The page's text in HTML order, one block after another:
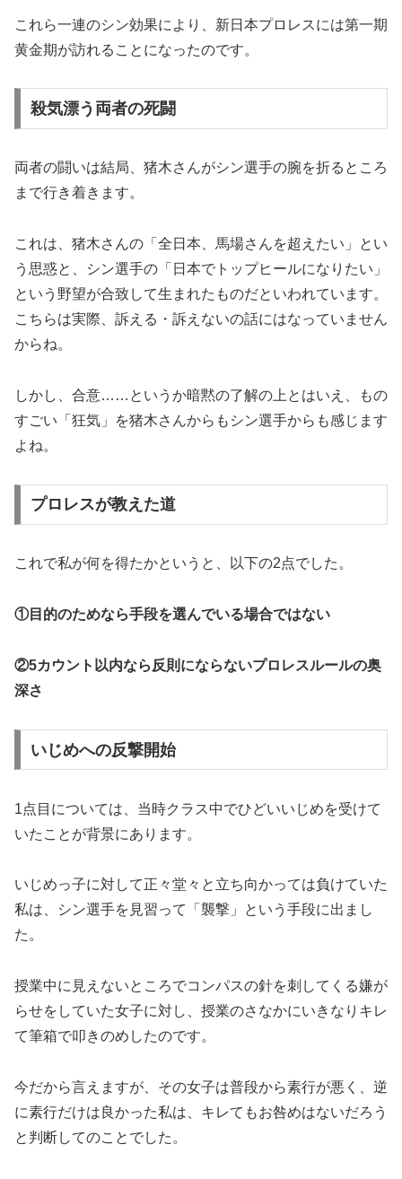
これら一連のシン効果により、新日本プロレスには第一期
黄金期が訪れることになったのです。
殺気漂う両者の死闘
両者の闘いは結局、猪木さんがシン選手の腕を折るところ
まで行き着きます。
これは、猪木さんの「全日本、馬場さんを超えたい」とい
う思惑と、シン選手の「日本でトップヒールになりたい」
という野望が合致して生まれたものだといわれています。
こちらは実際、訴える・訴えないの話にはなっていません
からね。
しかし、合意……というか暗黙の了解の上とはいえ、もの
すごい「狂気」を猪木さんからもシン選手からも感じます
よね。
プロレスが教えた道
これで私が何を得たかというと、以下の2点でした。
①目的のためなら手段を選んでいる場合ではない
②5カウント以内なら反則にならないプロレスルールの奥
深さ
いじめへの反撃開始
1点目については、当時クラス中でひどいいじめを受けて
いたことが背景にあります。
いじめっ子に対して正々堂々と立ち向かっては負けていた
私は、シン選手を見習って「襲撃」という手段に出まし
た。
授業中に見えないところでコンパスの針を刺してくる嫌が
らせをしていた女子に対し、授業のさなかにいきなりキレ
て筆箱で叩きのめしたのです。
今だから言えますが、その女子は普段から素行が悪く、逆
に素行だけは良かった私は、キレてもお咎めはないだろう
と判断してのことでした。